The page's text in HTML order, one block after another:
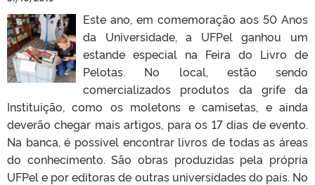
Este ano, em comemoração aos 50 Anos
da Universidade, a UFPel ganhou um
estande especial na Feira do Livro de
Pelotas. No local, estão sendo
comercializados produtos da grife da
Instituição, como os moletons e camisetas, e ainda
deverão chegar mais artigos, para os 17 dias de evento.
Na banca, é possível encontrar livros de todas as áreas
do conhecimento. São obras produzidas pela própria
UFPel e por editoras de outras universidades do país. No